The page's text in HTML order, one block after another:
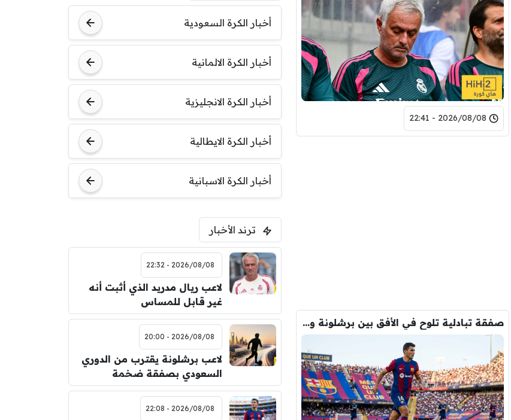
2026/08/08 - 22:41
صفقة تبادلية تلوح في الأفق بين برشلونة والسيتي لحسم صفقة رودري
مباراة ودية
موناكو
أخبار الكرة السعودية
أخبار الكرة الالمانية
أخبار الكرة الانجليزية
أخبار الكرة الايطالية
أخبار الكرة الاسبانية
ترند الأخبار
2026/08/08 - 22:32
لاعب ريال مدريد الذي أثبت أنه
غير قابل للمساس
2026/08/08 - 20:00
لاعب برشلونة يقترب من الدوري
السعودي بصفقة ضخمة
2026/08/08 - 22:08